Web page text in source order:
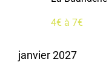
4€ à 7€
janvier 2027